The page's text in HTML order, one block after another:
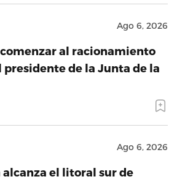
Ago 6, 2026
al racionamiento
de la Junta de la
Ago 6, 2026
el litoral sur de